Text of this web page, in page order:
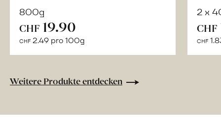
800g
CHF 19.90
CHF 2.49 pro 100g
2 x
CHF
CHF
Weitere Produkte entdecken